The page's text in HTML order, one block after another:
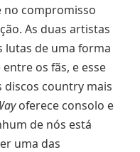
no compromisso
As duas artistas
lutas de uma forma
os fãs, e esse
discos country mais
oferece consolo e
de nós está
uma das